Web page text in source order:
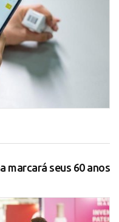
marcará seus 60 anos